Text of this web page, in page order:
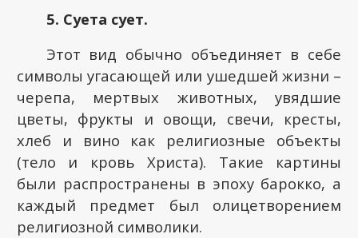
5. Суета сует.
Этот вид обычно объединяет в себе
символы угасающей или ушедшей жизни –
черепа, мертвых животных, увядшие
цветы, фрукты и овощи, свечи, кресты,
хлеб и вино как религиозные объекты
(тело и кровь Христа). Такие картины
были распространены в эпоху барокко, а
каждый предмет был олицетворением
религиозной символики.